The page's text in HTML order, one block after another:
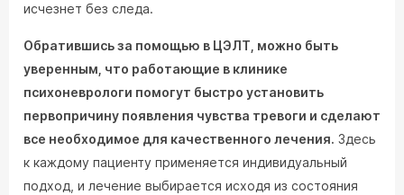
исчезнет без следа.
Обратившись за помощью в ЦЭЛТ, можно быть
уверенным, что работающие в клинике
психоневрологи помогут быстро установить
первопричину появления чувства тревоги и сделают
все необходимое для качественного лечения. Здесь
к каждому пациенту применяется индивидуальный
подход, и лечение выбирается исходя из состояния